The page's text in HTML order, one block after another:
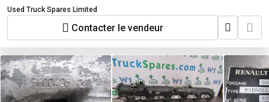
Used Truck Spares Limited
Contacter le vendeur